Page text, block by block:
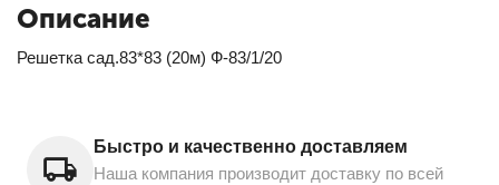
Описание
Решетка сад.83*83 (20м) Ф-83/1/20
Быстро и качественно доставляем
Наша компания производит доставку по всей